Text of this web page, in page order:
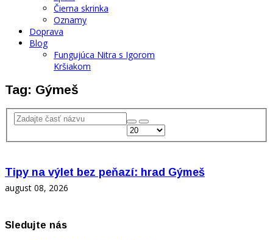
Čierna skrinka
Oznamy
Doprava
Blog
Fungujúca Nitra s Igorom
Kršiakom
Tag: Gýmeš
Tipy na výlet bez peňazí: hrad Gýmeš
august 08, 2026
Sledujte nás